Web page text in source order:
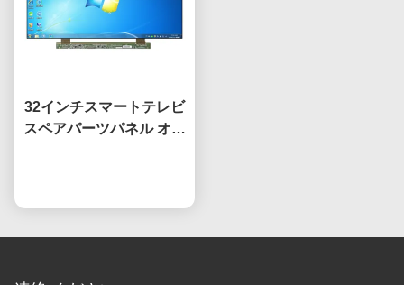
32インチスマートテレビ
スペアパーツパネル オー